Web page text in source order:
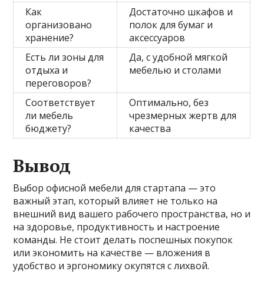
Как
организовано
хранение?
Достаточно шкафов и
полок для бумаг и
аксессуаров
Есть ли зоны для
отдыха и
переговоров?
Да, с удобной мягкой
мебелью и столами
Соответствует
ли мебель
бюджету?
Оптимально, без
чрезмерных жертв для
качества
Вывод
Выбор офисной мебели для стартапа — это
важный этап, который влияет не только на
внешний вид вашего рабочего пространства, но и
на здоровье, продуктивность и настроение
команды. Не стоит делать поспешных покупок
или экономить на качестве — вложения в
удобство и эргономику окупятся с лихвой.